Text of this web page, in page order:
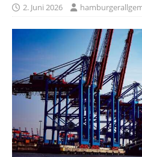
2. Juni 2026